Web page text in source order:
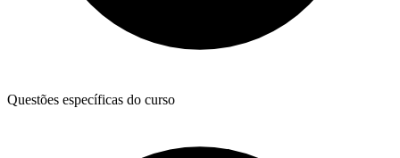
Questões específicas do curso